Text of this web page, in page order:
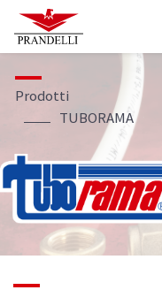
Prodotti
TUBORAMA